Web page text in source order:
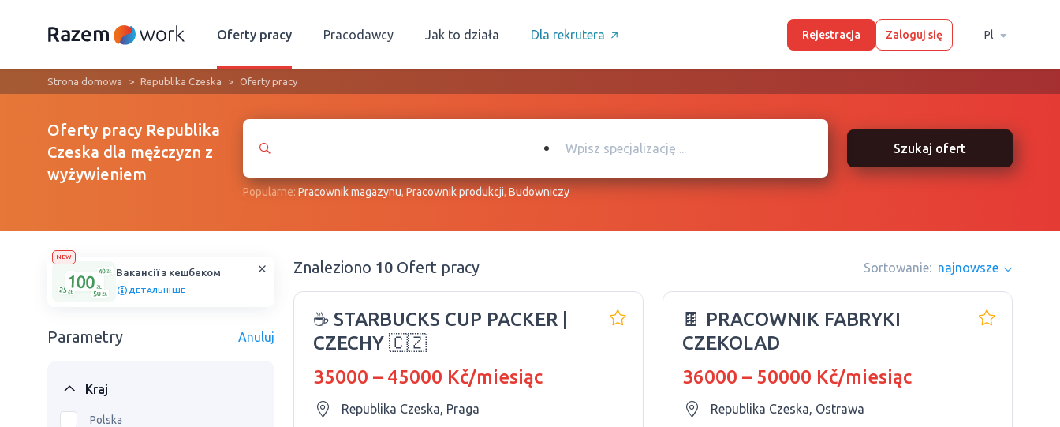
Oferty pracy Pracodawcy Jak to działa Dla rekrutera Rejestracja Zaloguj się Pl
Strona domowa Republika Czeska Oferty pracy
Oferty pracy Republika
Czeska dla mężczyzn z
wyżywieniem
Szukaj ofert
Popularne:Рracownik magazynu,Pracownik produkcji,Budowniczy
NEW
Вакансії з кешбеком
ДЕТАЛЬНІШЕ
Parametry Anuluj
Kraj
Polska
Znaleziono 10 Ofert pracy Sortowanie: najnowsze
☕ STARBUCKS CUP PACKER |
CZECHY 🇨🇿
35000 – 45000 Kč/miesiąc
Republika Czeska, Praga
🍫 PRACOWNIK FABRYKI
CZEKOLAD
36000 – 50000 Kč/miesiąc
Republika Czeska, Ostrawa